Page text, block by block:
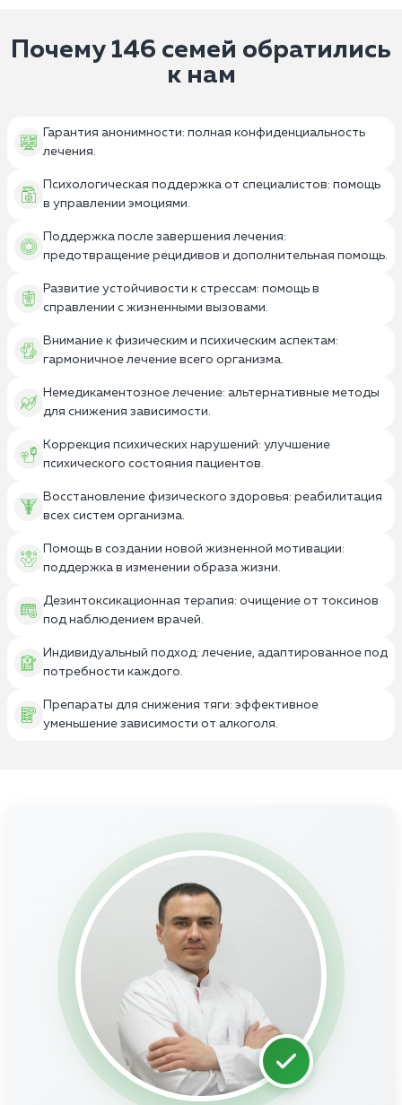
Почему 146 семей обратились
к нам
Гарантия анонимности: полная конфиденциальность
лечения.
Психологическая поддержка от специалистов: помощь
в управлении эмоциями.
Поддержка после завершения лечения:
предотвращение рецидивов и дополнительная помощь.
Развитие устойчивости к стрессам: помощь в
справлении с жизненными вызовами.
Внимание к физическим и психическим аспектам:
гармоничное лечение всего организма.
Немедикаментозное лечение: альтернативные методы
для снижения зависимости.
Коррекция психических нарушений: улучшение
психического состояния пациентов.
Восстановление физического здоровья: реабилитация
всех систем организма.
Помощь в создании новой жизненной мотивации:
поддержка в изменении образа жизни.
Дезинтоксикационная терапия: очищение от токсинов
под наблюдением врачей.
Индивидуальный подход: лечение, адаптированное под
потребности каждого.
Препараты для снижения тяги: эффективное
уменьшение зависимости от алкоголя.